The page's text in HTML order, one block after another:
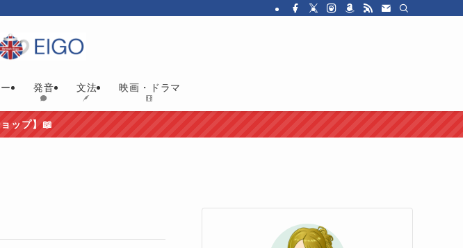
お勧めの英語教材やイギリス映画・ドラマを紹介しています。イギリス人の性格や国民性、イギリスのカルチャ
発音 文法 映画・ドラマ
ップ】📖